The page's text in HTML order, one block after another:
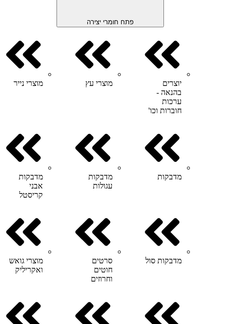
פתח חומרי יצירה
יוצרים
בהנאה -
ערכות
חוברות וכו'
מוצרי עץ מוצרי נייר
מדבקות
מדבקות
עגולות
מדבקות
אבני
קריסטל
מדבקות סול
סרטים
חוטים
וחרוזים
מוצרי גואש
ואקריליק